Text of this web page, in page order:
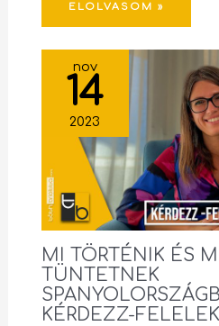
ELOLVASOM »
nov
14
2023
MI TÖRTÉNIK ÉS
TÜNTETNEK
KÉRDEZZ-